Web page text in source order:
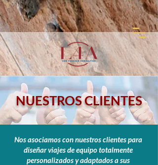
NUESTROS CLIENTES
Nos asociamos con nuestros clientes para
diseñar viajes de equipo totalmente
personalizados y adaptados a sus